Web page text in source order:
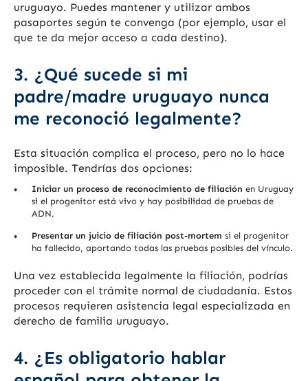
uruguayo. Puedes mantener y utilizar ambos
pasaportes según te convenga (por ejemplo, usar el
que te da mejor acceso a cada destino).
3. ¿Qué sucede si mi
padre/madre uruguayo nunca
me reconoció legalmente?
Esta situación complica el proceso, pero no lo hace
imposible. Tendrías dos opciones:
Iniciar un proceso de reconocimiento de filiación en Uruguay
si el progenitor está vivo y hay posibilidad de pruebas de
ADN.
Presentar un juicio de filiación post-mortem si el progenitor
ha fallecido, aportando todas las pruebas posibles del vínculo.
Una vez establecida legalmente la filiación, podrías
proceder con el trámite normal de ciudadanía. Estos
procesos requieren asistencia legal especializada en
derecho de familia uruguayo.
4. ¿Es obligatorio hablar